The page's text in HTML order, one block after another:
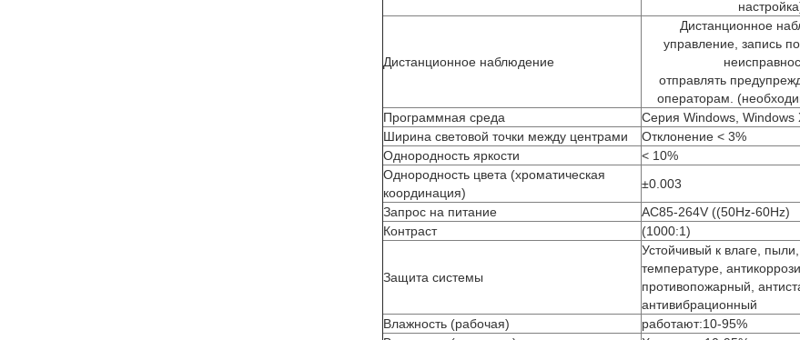
Дистанционное наблюдение
Дистанционное
управление, запись
отправлять
операторам.
Программная среда
Серия Windows, Windows
Ширина световой точки между центрами
Отклонение < 3%
Однородность яркости
< 10%
Однородность цвета (хроматическая
координация)
±0.003
Запрос на питание
AC85-264V ((50Hz-60Hz)
Контраст
(1000:1)
Защита системы
Устойчивый к влаге,
температуре,
противопожарный,
антивибрационный
Влажность (рабочая)
работают:10-95%